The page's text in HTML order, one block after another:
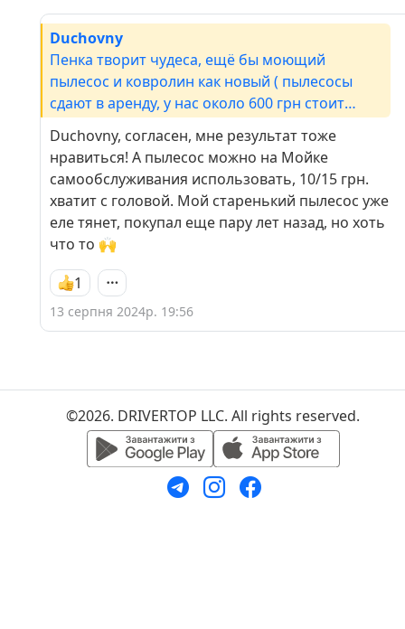
Duchovny
Пенка творит чудеса, ещё бы моющий
пылесос и ковролин как новый ( пылесосы
сдают в аренду, у нас около 600 грн стоит
день).
Duchovny, согласен, мне результат тоже
нравиться! А пылесос можно на Мойке
самообслуживания использовать, 10/15 грн.
хватит с головой. Мой старенький пылесос уже
еле тянет, покупал еще пару лет назад, но хоть
что то 🙌
1
13 серпня 2024р. 19:56
©2026. DRIVERTOP LLC. All rights reserved.